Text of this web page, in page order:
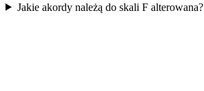
Jakie akordy należą do skali F alterowana?